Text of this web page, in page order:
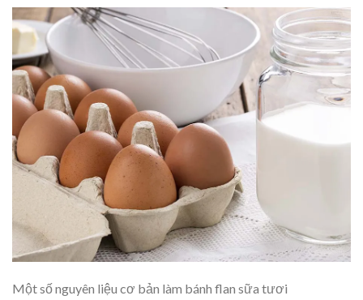
Một số nguyên liệu cơ bản làm bánh flan sữa tươi